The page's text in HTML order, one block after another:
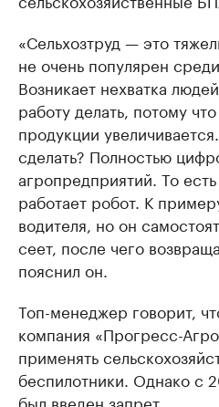
«Сельхозтруд — это
не очень популярен
Возникает нехватка
работу делать, потому
продукции
сделать? Полностью
агропредприятий. То
работает робот. К
водителя, но он
сеет, после чего
пояснил он.
Топ-менеджер говорит,
компания «Прогресс-
применять
беспилотники. Однако с
был введен запрет.